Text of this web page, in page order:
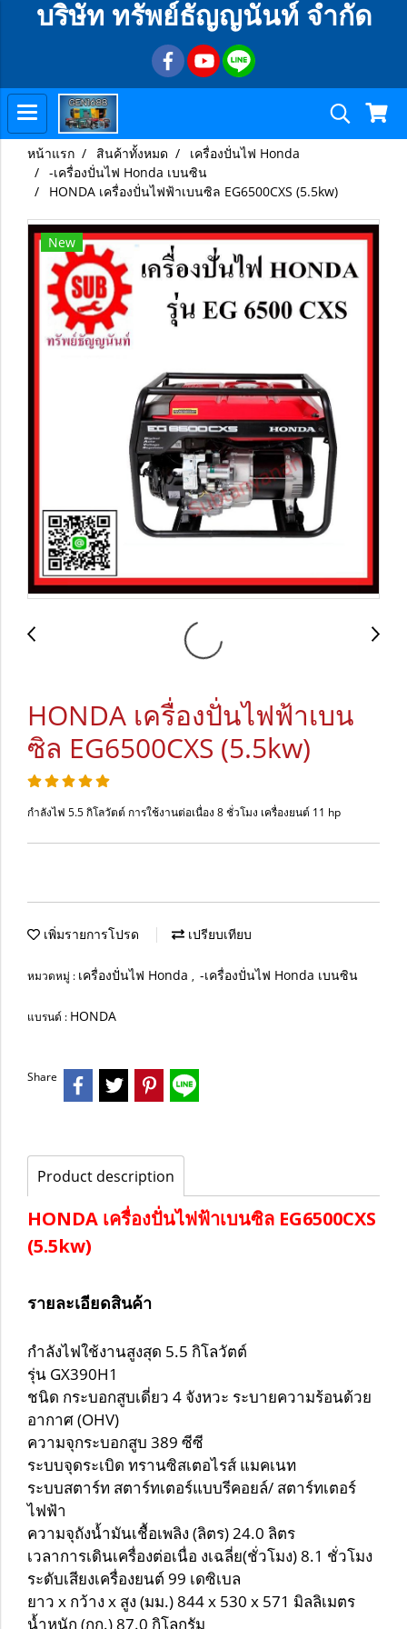
บริษัท ทรัพย์ธัญญนันท์ จำกัด
หน้าแรก สินค้าทั้งหมด
เครื่องปั่นไฟ Honda
-เครื่องปั่นไฟ Honda เบนซิน
HONDA เครื่องปั่นไฟฟ้าเบนซิล EG6500CXS (5.5kw)
New
HONDA เครื่องปั่นไฟฟ้าเบน
ซิล EG6500CXS (5.5kw)
กำลังไฟ 5.5 กิโลวัตต์ การใช้งานต่อเนื่อง 8 ชั่วโมง เครื่องยนต์ 11 hp
เพิ่มรายการโปรด เปรียบเทียบ
หมวดหมู่ : เครื่องปั่นไฟ Honda , -เครื่องปั่นไฟ Honda เบนซิน
แบรนด์ : HONDA
Share
Product description
HONDA เครื่องปั่นไฟฟ้าเบนซิล EG6500CXS
(5.5kw)
รายละเอียดสินค้า
กำลังไฟใช้งานสูงสุด 5.5 กิโลวัตต์
รุ่น GX390H1
ชนิด กระบอกสูบเดี่ยว 4 จังหวะ ระบายความร้อนด้วย
อากาศ (OHV)
ความจุกระบอกสูบ 389 ซีซี
ระบบจุดระเบิด ทรานซิสเตอไรส์ แมคเนท
ระบบสตาร์ท สตาร์ทเตอร์แบบรีคอยล์/ สตาร์ทเตอร์
ไฟฟ้า
ความจุถังน้ำมันเชื้อเพลิง (ลิตร) 24.0 ลิตร
เวลาการเดินเครื่องต่อเนื่อ งเฉลี่ย(ชั่วโมง) 8.1 ชั่วโมง
ระดับเสียงเครื่องยนต์ 99 เดซิเบล
ยาว x กว้าง x สูง (มม.) 844 x 530 x 571 มิลลิเมตร
น้ำหนัก (กก.) 87.0 กิโลกรัม